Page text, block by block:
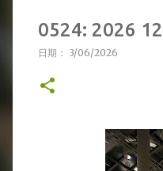
0524: 2026
日期： 3/06/2026